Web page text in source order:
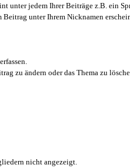
unter jedem Ihrer Beiträge z.B. ein
unter Ihrem Nicknamen
zu ändern oder das Thema zu
nicht angezeigt.